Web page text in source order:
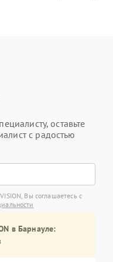
оставьте
с радостью
Вы соглашаетесь с
в Барнауле: